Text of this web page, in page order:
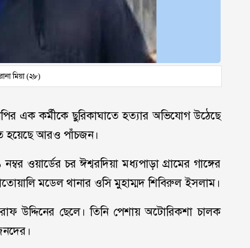
মিয়া (২৮)
এক কর্মীকে ছুরিকাঘাতে হত্যার অভিযোগ উঠেছে
হয়েছে আরও পাঁচজন।
ওয়ার্ডের চর ঈশ্বরদিয়া মধ্যপাড়া গ্রামের গাঙ্গের
মডেল থানার ওসি মুহাম্মদ শিবিরুল ইসলাম।
উদ্দিনের ছেলে। তিনি পেশায় অটোরিকশা চালক